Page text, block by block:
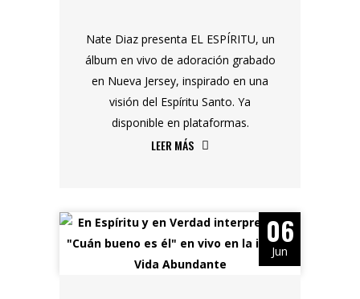
Nate Diaz presenta EL ESPÍRITU, un
álbum en vivo de adoración grabado
en Nueva Jersey, inspirado en una
visión del Espíritu Santo. Ya
disponible en plataformas.
LEER MÁS
06
Jun